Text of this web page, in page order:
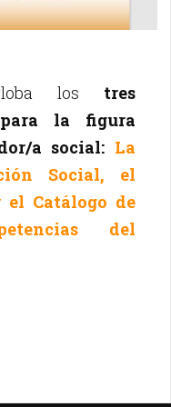
los tres
para la figura
a social: La
Social, el
el Catálogo de
del